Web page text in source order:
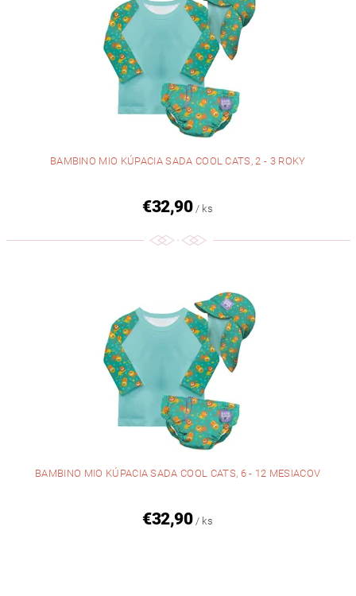
BAMBINO MIO KÚPACIA SADA COOL CATS, 2 - 3 ROKY
€32,90 / ks
BAMBINO MIO KÚPACIA SADA COOL CATS, 6 - 12 MESIACOV
€32,90 / ks